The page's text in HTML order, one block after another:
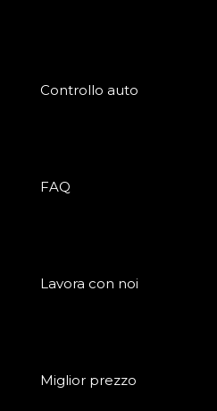
Controllo auto
FAQ
Lavora con noi
Miglior prezzo